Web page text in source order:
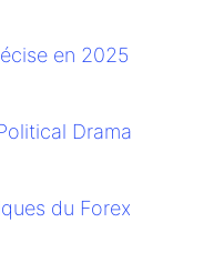
en 2025
Drama
du Forex